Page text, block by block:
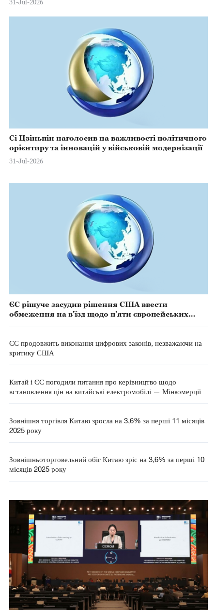
31-Jul-2026
Сі Цзіньпін наголосив на важливості політичного
орієнтиру та інновацій у військовій модернізації
31-Jul-2026
ЄС рішуче засудив рішення США ввести
обмеження на в'їзд щодо п'яти європейських
ЄС продовжить виконання цифрових законів, незважаючи на
критику США
Китай і ЄС погодили питання про керівництво щодо
встановлення цін на китайські електромобілі — Мінкомерції
Зовнішня торгівля Китаю зросла на 3,6% за перші 11 місяців
2025 року
Зовнішньоторговельний обіг Китаю зріс на 3,6% за перші 10
місяців 2025 року